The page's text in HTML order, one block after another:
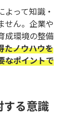
って知識・
せん。企業や
成環境の整備
たノウハウを
なポイントで
する意識